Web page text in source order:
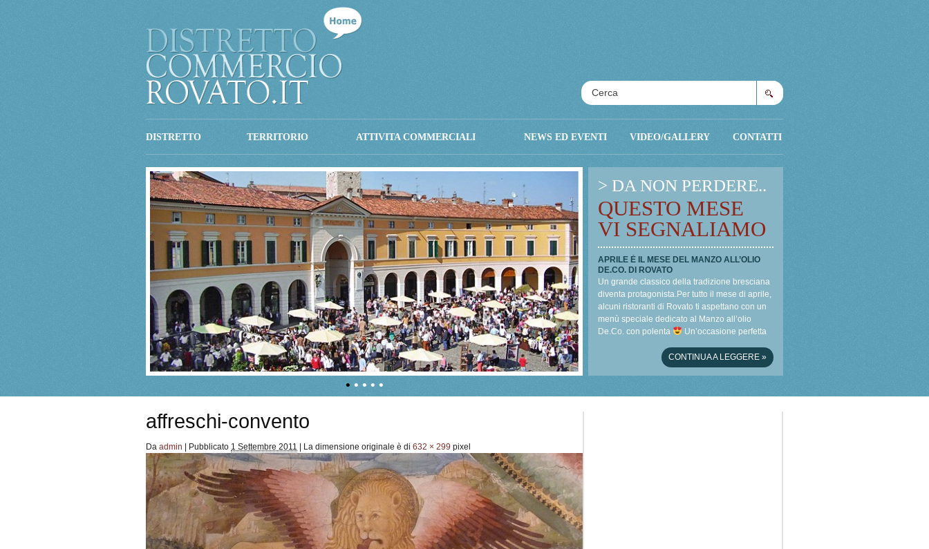
DISTRETTO TERRITORIO ATTIVITA COMMERCIALI NEWS ED EVENTI VIDEO/GALLERY CONTATTI
• • • • •
> DA NON PERDERE..
QUESTO MESE
VI SEGNALIAMO
APRILE È IL MESE DEL MANZO ALL’OLIO
DE.CO. DI ROVATO
Un grande classico della tradizione bresciana
diventa protagonista.Per tutto il mese di aprile,
alcuni ristoranti di Rovato ti aspettano con un
menù speciale dedicato al Manzo all’olio
De.Co. con polenta
Un’occasione perfetta
CONTINUA A LEGGERE »
affreschi-convento
Da admin Pubblicato 1 Settembre 2011 La dimensione originale è di 632 × 299 pixel